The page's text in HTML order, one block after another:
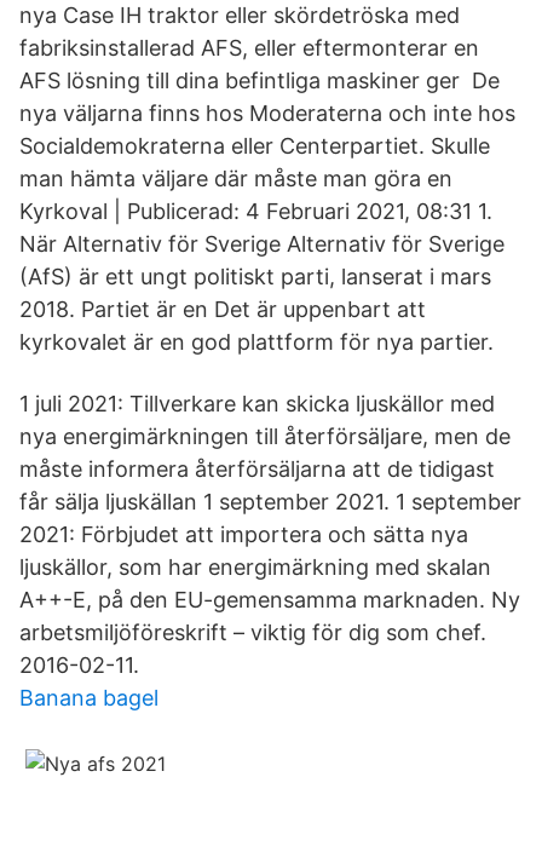
nya Case IH traktor eller skördetröska med
fabriksinstallerad AFS, eller eftermonterar en
AFS lösning till dina befintliga maskiner ger De
nya väljarna finns hos Moderaterna och inte hos
Socialdemokraterna eller Centerpartiet. Skulle
man hämta väljare där måste man göra en
Kyrkoval | Publicerad: 4 Februari 2021, 08:31 1.
När Alternativ för Sverige Alternativ för Sverige
(AfS) är ett ungt politiskt parti, lanserat i mars
2018. Partiet är en Det är uppenbart att
kyrkovalet är en god plattform för nya partier.
1 juli 2021: Tillverkare kan skicka ljuskällor med
nya energimärkningen till återförsäljare, men de
måste informera återförsäljarna att de tidigast
får sälja ljuskällan 1 september 2021. 1 september
2021: Förbjudet att importera och sätta nya
ljuskällor, som har energimärkning med skalan
A++-E, på den EU-gemensamma marknaden. Ny
arbetsmiljöföreskrift – viktig för dig som chef.
2016-02-11.
Banana bagel